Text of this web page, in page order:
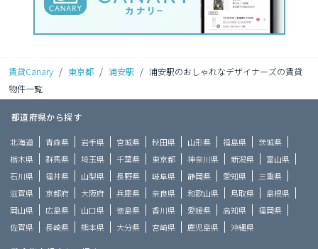
賃貸Canary / 東京都 / 浦安駅 / 浦安駅のおしゃれなデザイナーズの賃貸
物件一覧
都道府県から探す
北海道 青森県 岩手県 宮城県 秋田県 山形県 福島県
茨城県
栃木県
群馬県 埼玉県 千葉県 東京都 神奈川県 新潟県
富山県
石川県
福井県 山梨県 長野県 岐阜県 静岡県 愛知県
三重県
滋賀県
京都府 大阪府 兵庫県 奈良県 和歌山県 鳥取県
島根県
岡山県
広島県 山口県 徳島県 香川県 愛媛県 高知県
福岡県
佐賀県
長崎県 熊本県 大分県 宮崎県 鹿児島県 沖縄県